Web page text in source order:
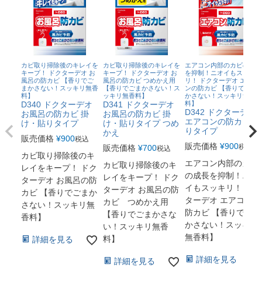
カビ取り掃除後のキレイを
キープ！ ドクターデオ お
風呂の防カビ 【香りでご
まかさない！スッキリ無香
料】
D340 ドクターデオ
お風呂の防カビ 掛
け・貼りタイプ
販売価格 ¥900税込
カビ取り掃除後のキ
レイをキープ！ ドク
ターデオ お風呂の防
カビ 【香りでごまか
さない！スッキリ無
香料】
詳細を見る
カビ取り掃除後のキレイを
キープ！ ドクターデオ お
風呂の防カビ つめかえ用
【香りでごまかさない！ス
ッキリ無香料】
D341 ドクターデオ
お風呂の防カビ 掛
け・貼りタイプ つめ
かえ
販売価格 ¥700税込
カビ取り掃除後のキ
レイをキープ！ ドク
ターデオ お風呂の防
カビ つめかえ用
【香りでごまかさな
い！スッキリ無香
料】
詳細を見る
エアコン内部のカビの成長
を抑制！ニオイもスッキ
リ！ ドクターデオ エアコ
ンの防カビ 【香りでごま
かさない！スッキリ無香
料】
D342 ドクターデオ
エアコンの防カビ 貼
りタイプ
販売価格 ¥900税込
エアコン内部のカビ
の成長を抑制！ニオ
イもスッキリ！ ドク
ターデオ エアコンの
防カビ 【香りでごま
かさない！スッキリ
無香料】
詳細を見る